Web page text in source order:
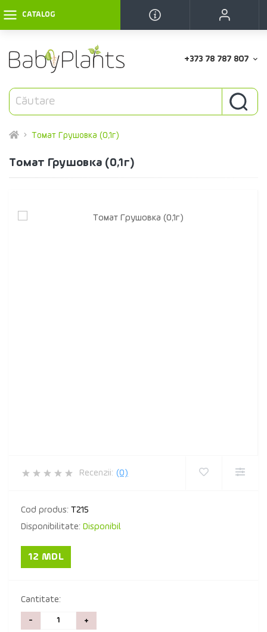
CATALOG
+373 78 787 807
Томат Грушовка (0,1г)
Томат Грушовка (0,1г)
Recenzii: (0)
Cod produs: T215
Disponibilitate: Disponibil
12 MDL
Cantitate:
- +